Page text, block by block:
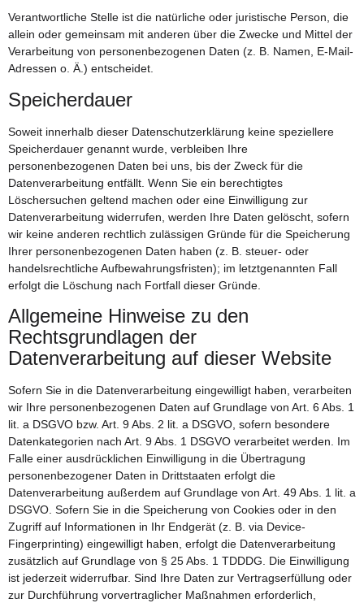
Verantwortliche Stelle ist die natürliche oder juristische Person, die
allein oder gemeinsam mit anderen über die Zwecke und Mittel der
Verarbeitung von personenbezogenen Daten (z. B. Namen, E-Mail-
Adressen o. Ä.) entscheidet.
Speicherdauer
Soweit innerhalb dieser Datenschutzerklärung keine speziellere
Speicherdauer genannt wurde, verbleiben Ihre
personenbezogenen Daten bei uns, bis der Zweck für die
Datenverarbeitung entfällt. Wenn Sie ein berechtigtes
Löschersuchen geltend machen oder eine Einwilligung zur
Datenverarbeitung widerrufen, werden Ihre Daten gelöscht, sofern
wir keine anderen rechtlich zulässigen Gründe für die Speicherung
Ihrer personenbezogenen Daten haben (z. B. steuer- oder
handelsrechtliche Aufbewahrungsfristen); im letztgenannten Fall
erfolgt die Löschung nach Fortfall dieser Gründe.
Allgemeine Hinweise zu den
Rechtsgrundlagen der
Datenverarbeitung auf dieser Website
Sofern Sie in die Datenverarbeitung eingewilligt haben, verarbeiten
wir Ihre personenbezogenen Daten auf Grundlage von Art. 6 Abs. 1
lit. a DSGVO bzw. Art. 9 Abs. 2 lit. a DSGVO, sofern besondere
Datenkategorien nach Art. 9 Abs. 1 DSGVO verarbeitet werden. Im
Falle einer ausdrücklichen Einwilligung in die Übertragung
personenbezogener Daten in Drittstaaten erfolgt die
Datenverarbeitung außerdem auf Grundlage von Art. 49 Abs. 1 lit. a
DSGVO. Sofern Sie in die Speicherung von Cookies oder in den
Zugriff auf Informationen in Ihr Endgerät (z. B. via Device-
Fingerprinting) eingewilligt haben, erfolgt die Datenverarbeitung
zusätzlich auf Grundlage von § 25 Abs. 1 TDDDG. Die Einwilligung
ist jederzeit widerrufbar. Sind Ihre Daten zur Vertragserfüllung oder
zur Durchführung vorvertraglicher Maßnahmen erforderlich,